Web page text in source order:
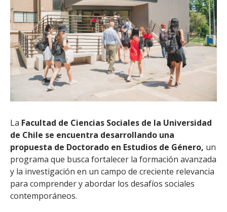
La Facultad de Ciencias Sociales de la Universidad
de Chile se encuentra desarrollando una
propuesta de Doctorado en Estudios de Género, un
programa que busca fortalecer la formación avanzada
y la investigación en un campo de creciente relevancia
para comprender y abordar los desafíos sociales
contemporáneos.